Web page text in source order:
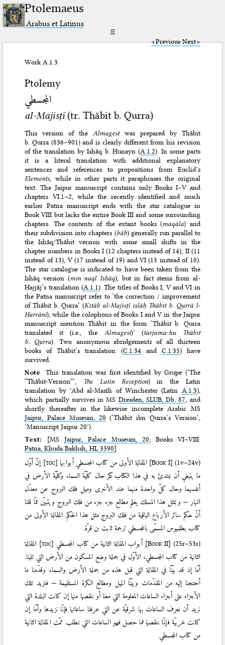
Ptolemaeus
Arabus et Latinus
☰
Previous Next
Work A.1.3
Ptolemy
المجسطي
al-Majisṭī(tr. Thābit b. Qurra)
This version of the Almagestwas prepared by Thābit
b. Qurra (836–901) and is clearly different from his revision
of the translation by Isḥāq b. Ḥunayn (A.1.2). In some parts
it is a literal translation with additional explanatory
sentences and references to propositions from Euclid’s
Elements, while in other parts it paraphrases the original
text. The Jaipur manuscript contains only Books I–V and
chapters VI.1–2, while the recently identified and much
earlier Patna manuscript ends with the star catalogue in
Book VIII but lacks the entire Book III and some surrounding
chapters. The contents of the extant books (maqāla) and
their subdivision into chapters (bāb) generally run parallel to
the Isḥāq/​Thābit version with some small shifts in the
chapter numbers in Books I (12 chapters instead of 14), II (11
instead of 13), V (17 instead of 19) and VI (13 instead of 10).
The star catalogue is indicated to have been taken from the
Isḥāq version (min naql Isḥāq), but in fact stems from al-
Ḥajjāj’s translation (A.1.1). The titles of Books I, V and VI in
the Patna manuscript refer to ‘the correction / improvement
of Thābit b. Qurra’ (Kitāb al-Majisṭī iṣlāḥ Thābit b. Qurrā l-
Ḥarrānī), while the colophons of Books I and V in the Jaipur
manuscript mention Thābit in the form ‘Thābit b. Qurra
translated it (i.e., the Almagest)’ (tarjama-hu Thābit
b. Qurra). Two anonymous abridgements of all thirteen
books of Thābit’s translation (C.1.34and C.1.35) have
survived.
Note This translation was first identified by Grupe (‘The
“Thābit-Version”’, The Latin Reception) in the Latin
translation by ʿAbd al-Masīḥ of Winchester (Latin A.1.3),
which partially survives in MS Dresden, SLUB, Db. 87 , and
shortly thereafter in the likewise incomplete Arabic MS
Jaipur, Palace Museum, 20 (‘Thābit ibn Qurra’s Version’,
‘Manuscript Jaipur 20’).
Text: [MSJaipur, Palace Museum, 20; Books VI–VIII:
Patna, Khuda Bakhsh, HL 3390]
[Book I] (1v–24v) المقالة الأولى من كتاب المجسطي أبوابها [toc] إنّ أوّل
ما ينبغي أن نبتدئ به في هذا الكتاب ذكر حال كلّيّة السماء وكلّيّة الأرض في
أنفسهما وحال كلّ واحدة منهما عند الأخرى وميل فلك البروج عن معدّل
النهار — وبمثل هذا المسلك يعلم مطالع جزء جزء من فلك البروج ويتبيّن ممّا قلنا
أنّ حكم سائر الأرباع الباقية من فلك البروج مثل هذا الحكم. المقالة الأولى من
كتاب بطلميوس المسمّى بالمجسطي ترجمة ثابت بن قرّة.
[Book II] (25r–53r) أبواب المقالة الثانية من كتاب المجسطي [toc] المقالة
الثانية من كتاب المجسطي، الأوّل في جملة وضع المسكون من الأرض التي تلينا.
أمّا إذ قد بيّنّا في المقالة التي قبل هذه من جملة الأرض والسماء وقدّمنا ما
أحتجنا إليه من المقدّمات وبيّنّا الميل ومطالع الكرة المستقيمة — فنزيد تلك
الأجزاء على أجزاء الساعات المعلومة التي معنا أو ننقصها منها إن كانت البلدة التي
نريد أن نعرف الساعات بها شرقيّة عن التي عرفنا ساعاتها فإنّا نزيدها وأمّا إن
كانت غربيّة فإنّا ننقصها فما حصل فهو الساعات التي نطلب. تمّت المقالة الثانية
من كتاب المجسطي.